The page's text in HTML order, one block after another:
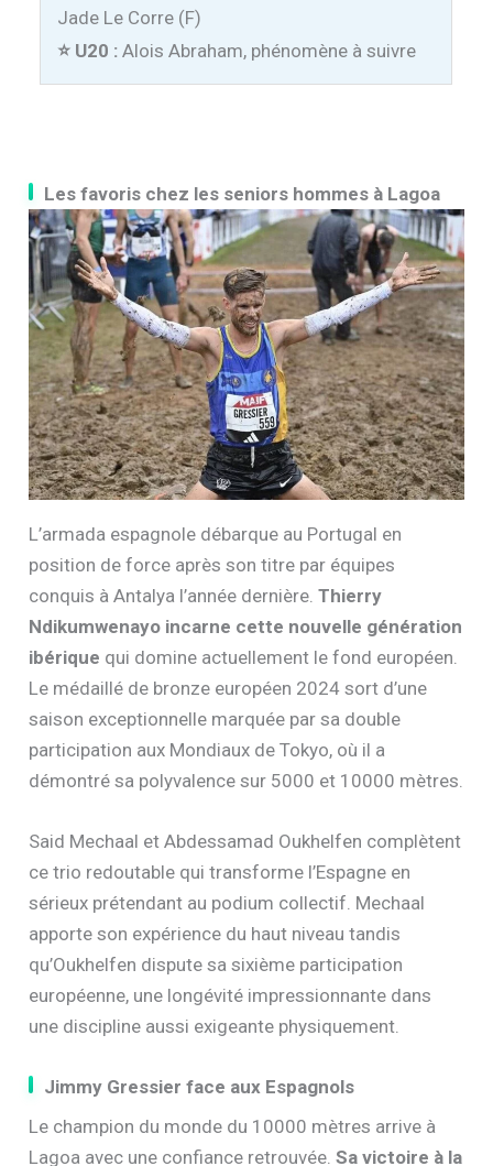
Jade Le Corre (F)
⭐ U20 : Alois Abraham, phénomène à suivre
Les favoris chez les seniors hommes à Lagoa
L’armada espagnole débarque au Portugal en
position de force après son titre par équipes
conquis à Antalya l’année dernière.Thierry
Ndikumwenayo incarne cette nouvelle génération
ibérique qui domine actuellement le fond européen.
Le médaillé de bronze européen 2024 sort d’une
saison exceptionnelle marquée par sa double
participation aux Mondiaux de Tokyo, où il a
démontré sa polyvalence sur 5000 et 10000 mètres.
Said Mechaal et Abdessamad Oukhelfen complètent
ce trio redoutable qui transforme l’Espagne en
sérieux prétendant au podium collectif. Mechaal
apporte son expérience du haut niveau tandis
qu’Oukhelfen dispute sa sixième participation
européenne, une longévité impressionnante dans
une discipline aussi exigeante physiquement.
Jimmy Gressier face aux Espagnols
Le champion du monde du 10000 mètres arrive à
Lagoa avec une confiance retrouvée.Sa victoire à la